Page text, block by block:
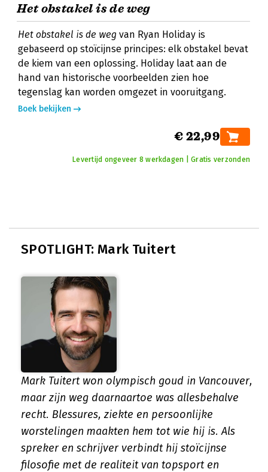
Het obstakel is de weg
Het obstakel is de weg van Ryan Holiday is
gebaseerd op stoïcijnse principes: elk obstakel bevat
de kiem van een oplossing. Holiday laat aan de
hand van historische voorbeelden zien hoe
tegenslag kan worden omgezet in vooruitgang.
Boek bekijken
€ 22,99
Levertijd ongeveer 8 werkdagen | Gratis verzonden
SPOTLIGHT: Mark Tuitert
Mark Tuitert won olympisch goud in Vancouver,
maar zijn weg daarnaartoe was allesbehalve
recht. Blessures, ziekte en persoonlijke
worstelingen maakten hem tot wie hij is. Als
spreker en schrijver verbindt hij stoïcijnse
filosofie met de realiteit van topsport en